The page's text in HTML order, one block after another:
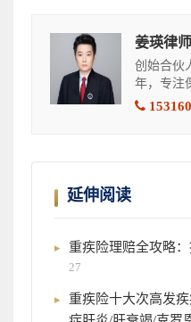
姜瑛律
创始合伙
年，专注
延伸阅读
重疾险理赔全攻略
27
重疾险十大次高发